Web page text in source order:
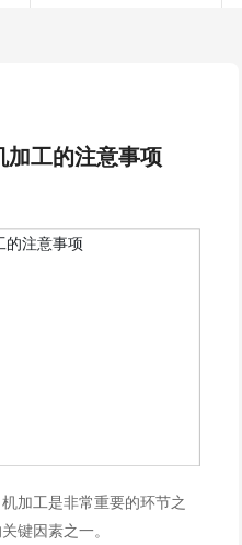
加工的注意事项
加工是非常重要的环节之
键因素之一。